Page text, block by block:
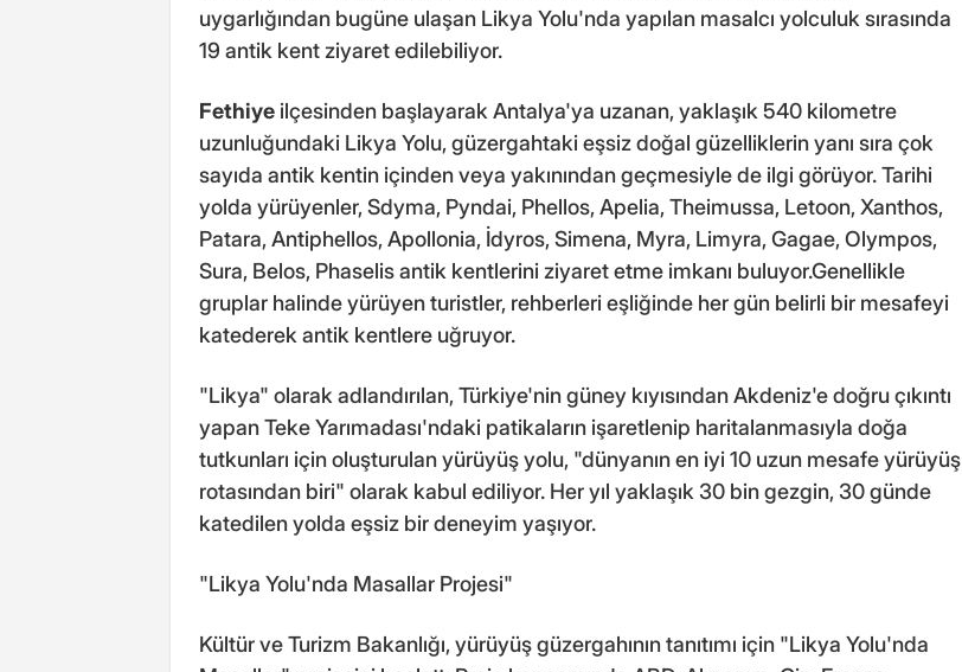
uygarlığından bugüne ulaşan Likya Yolu'nda yapılan masalcı yolculuk sırasında
19 antik kent ziyaret edilebiliyor.
Fethiye ilçesinden başlayarak Antalya'ya uzanan, yaklaşık 540 kilometre
uzunluğundaki Likya Yolu, güzergahtaki eşsiz doğal güzelliklerin yanı sıra çok
sayıda antik kentin içinden veya yakınından geçmesiyle de ilgi görüyor. Tarihi
yolda yürüyenler, Sdyma, Pyndai, Phellos, Apelia, Theimussa, Letoon, Xanthos,
Patara, Antiphellos, Apollonia, İdyros, Simena, Myra, Limyra, Gagae, Olympos,
Sura, Belos, Phaselis antik kentlerini ziyaret etme imkanı buluyor.Genellikle
gruplar halinde yürüyen turistler, rehberleri eşliğinde her gün belirli bir mesafeyi
katederek antik kentlere uğruyor.
"Likya" olarak adlandırılan, Türkiye'nin güney kıyısından Akdeniz'e doğru çıkıntı
yapan Teke Yarımadası'ndaki patikaların işaretlenip haritalanmasıyla doğa
tutkunları için oluşturulan yürüyüş yolu, "dünyanın en iyi 10 uzun mesafe yürüyüş
rotasından biri" olarak kabul ediliyor. Her yıl yaklaşık 30 bin gezgin, 30 günde
katedilen yolda eşsiz bir deneyim yaşıyor.
"Likya Yolu'nda Masallar Projesi"
Kültür ve Turizm Bakanlığı, yürüyüş güzergahının tanıtımı için "Likya Yolu'nda